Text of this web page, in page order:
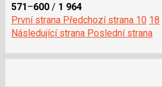
571–600/ 1 964
První strana Předchozí strana 10 18
Následující strana Poslední strana